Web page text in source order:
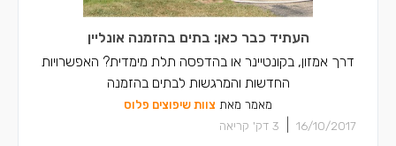
העתיד כבר כאן: בתים בהזמנה אונליין
דרך אמזון, בקונטיינר או בהדפסה תלת מימדית? האפשרויות
החדשות והמרגשות לבתים בהזמנה
מאמר מאת צוות שיפוצים פלוס
16/10/2017
3 דק' קריאה